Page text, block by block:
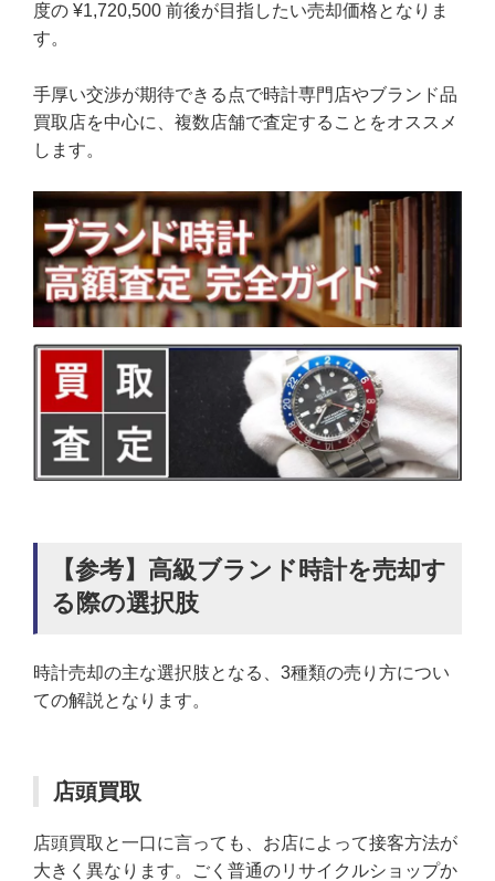
度の ¥1,720,500 前後が目指したい売却価格となりま
す。
手厚い交渉が期待できる点で時計専門店やブランド品
買取店を中心に、複数店舗で査定することをオススメ
します。
【参考】高級ブランド時計を売却す
る際の選択肢
時計売却の主な選択肢となる、3種類の売り方につい
ての解説となります。
店頭買取
店頭買取と一口に言っても、お店によって接客方法が
大きく異なります。ごく普通のリサイクルショップか